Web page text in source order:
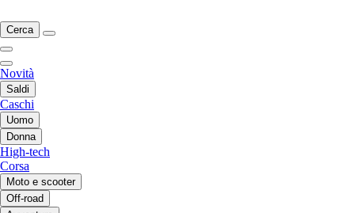
Cerca
Novità
Saldi
Caschi
Uomo
Donna
High-tech
Corsa
Moto e scooter
Off-road